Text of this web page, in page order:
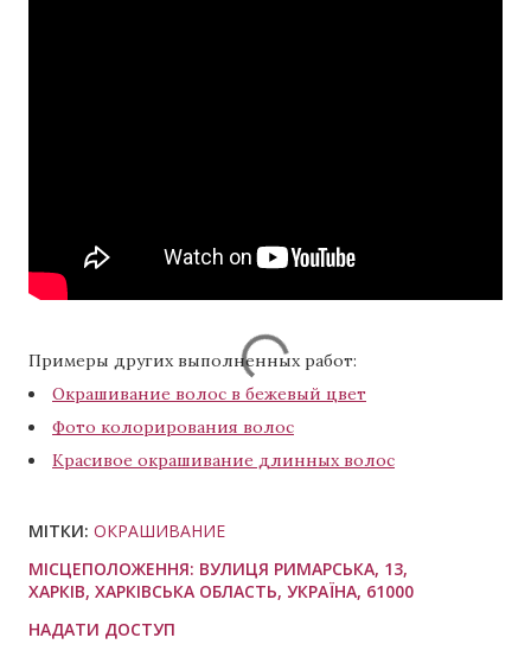
Примеры других выполненных работ:
Окрашивание волос в бежевый цвет
Фото колорирования волос
Красивое окрашивание длинных волос
МІТКИ: ОКРАШИВАНИЕ
МІСЦЕПОЛОЖЕННЯ: ВУЛИЦЯ РИМАРСЬКА, 13,
ХАРКІВ, ХАРКІВСЬКА ОБЛАСТЬ, УКРАЇНА, 61000
НАДАТИ ДОСТУП